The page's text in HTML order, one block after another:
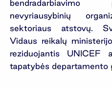
nevyriausybinių
sektoriaus atstovų.
Vidaus reikalų
reziduojantis UNICEF
tapatybės departamento